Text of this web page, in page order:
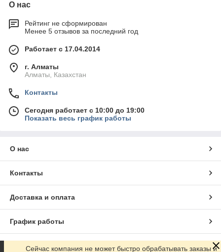
О нас
Рейтинг не сформирован
Менее 5 отзывов за последний год
Работает с 17.04.2014
г. Алматы
Алматы, Казахстан
Контакты
Сегодня работает с 10:00 до 19:00
Показать весь график работы
О нас
Контакты
Доставка и оплата
График работы
Полная версия сайта
Сейчас компания не может быстро обрабатывать заказы и